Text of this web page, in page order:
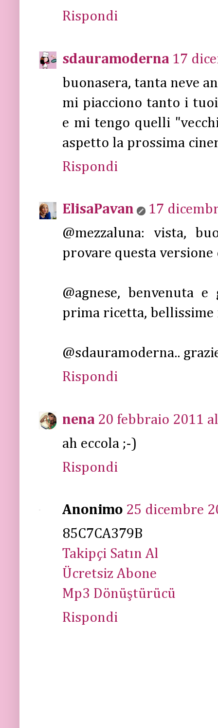
Rispondi
sdauramoderna 17
buonasera, tanta neve
mi piacciono tanto i
e mi tengo quelli
aspetto la prossima
Rispondi
ElisaPavan
17
@mezzaluna: vista,
provare questa versione
@agnese, benvenuta
prima ricetta, bellissime
@sdauramoderna..
Rispondi
nena 20 febbraio 2011
ah eccola ;-)
Rispondi
Anonimo 25 dicembre
85C7CA379B
Takipçi Satın Al
Ücretsiz Abone
Mp3 Dönüştürücü
Rispondi